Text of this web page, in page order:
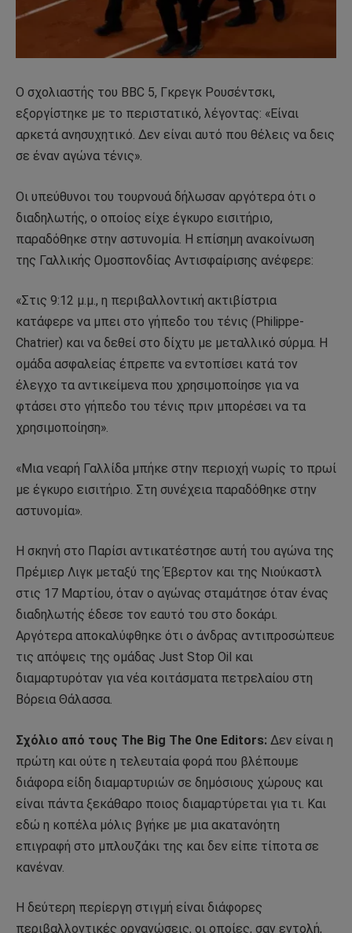
Ο σχολιαστής του BBC 5, Γκρεγκ Ρουσέντσκι,
εξοργίστηκε με το περιστατικό, λέγοντας: «Είναι
αρκετά ανησυχητικό. Δεν είναι αυτό που θέλεις να δεις
σε έναν αγώνα τένις».
Οι υπεύθυνοι του τουρνουά δήλωσαν αργότερα ότι ο
διαδηλωτής, ο οποίος είχε έγκυρο εισιτήριο,
παραδόθηκε στην αστυνομία. Η επίσημη ανακοίνωση
της Γαλλικής Ομοσπονδίας Αντισφαίρισης ανέφερε:
«Στις 9:12 μ.μ., η περιβαλλοντική ακτιβίστρια
κατάφερε να μπει στο γήπεδο του τένις (Philippe-
Chatrier) και να δεθεί στο δίχτυ με μεταλλικό σύρμα. Η
ομάδα ασφαλείας έπρεπε να εντοπίσει κατά τον
έλεγχο τα αντικείμενα που χρησιμοποίησε για να
φτάσει στο γήπεδο του τένις πριν μπορέσει να τα
χρησιμοποίηση».
«Μια νεαρή Γαλλίδα μπήκε στην περιοχή νωρίς το πρωί
με έγκυρο εισιτήριο. Στη συνέχεια παραδόθηκε στην
αστυνομία».
Η σκηνή στο Παρίσι αντικατέστησε αυτή του αγώνα της
Πρέμιερ Λιγκ μεταξύ της Έβερτον και της Νιούκαστλ
στις 17 Μαρτίου, όταν ο αγώνας σταμάτησε όταν ένας
διαδηλωτής έδεσε τον εαυτό του στο δοκάρι.
Αργότερα αποκαλύφθηκε ότι ο άνδρας αντιπροσώπευε
τις απόψεις της ομάδας Just Stop Oil και
διαμαρτυρόταν για νέα κοιτάσματα πετρελαίου στη
Βόρεια Θάλασσα.
Σχόλιο από τους The Big The One Editors: Δεν είναι η
πρώτη και ούτε η τελευταία φορά που βλέπουμε
διάφορα είδη διαμαρτυριών σε δημόσιους χώρους και
είναι πάντα ξεκάθαρο ποιος διαμαρτύρεται για τι. Και
εδώ η κοπέλα μόλις βγήκε με μια ακατανόητη
επιγραφή στο μπλουζάκι της και δεν είπε τίποτα σε
κανέναν.
Η δεύτερη περίεργη στιγμή είναι διάφορες
περιβαλλοντικές οργανώσεις, οι οποίες, σαν εντολή,